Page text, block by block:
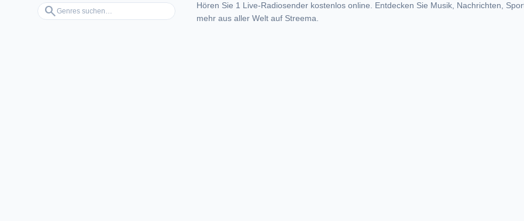
search
Genres suchen…
Hören Sie 1 Live-Radiosender kostenlos online. Entdecken Sie Musik, Nachrichten,
mehr aus aller Welt auf Streema.